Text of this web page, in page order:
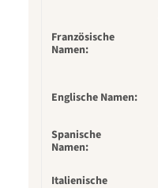
Französische
Namen:
Englische Namen:
Spanische
Namen:
Italienische